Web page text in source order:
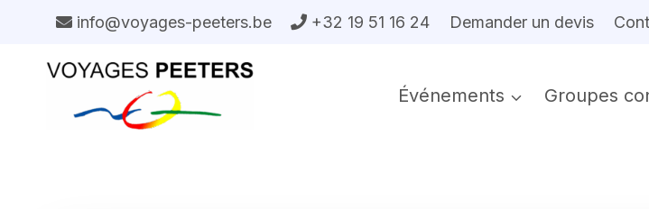
contenu
info@voyages-peeters.be +32 19 51 16 24 Demander un devis
Événements Groupes